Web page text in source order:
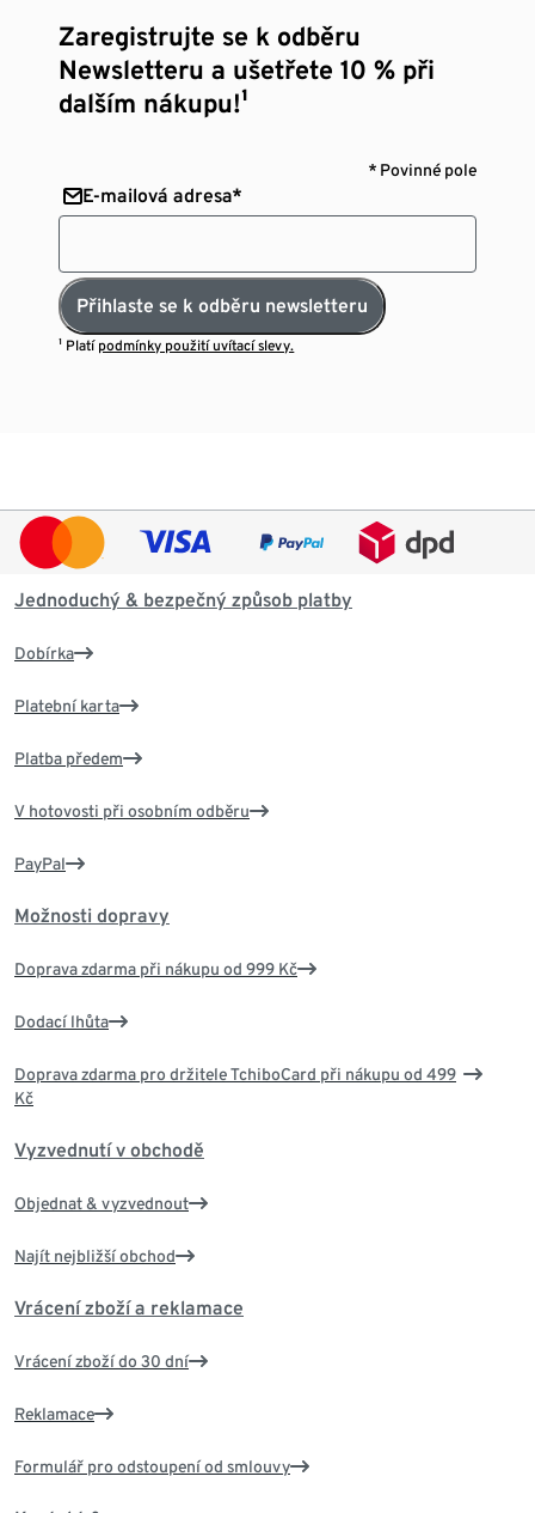
Zaregistrujte se k odběru
Newsletteru a ušetřete 10 % při
dalším nákupu!¹
* Povinné pole
E-mailová adresa*
Přihlaste se k odběru newsletteru
¹ Platí podmínky použití uvítací slevy.
Jednoduchý & bezpečný způsob platby
Dobírka
Platební karta
Platba předem
V hotovosti při osobním odběru
PayPal
Možnosti dopravy
Doprava zdarma při nákupu od 999 Kč
Dodací lhůta
Doprava zdarma pro držitele TchiboCard při nákupu od 499
Kč
Vyzvednutí v obchodě
Objednat & vyzvednout
Najít nejbližší obchod
Vrácení zboží a reklamace
Vrácení zboží do 30 dní
Reklamace
Formulář pro odstoupení od smlouvy